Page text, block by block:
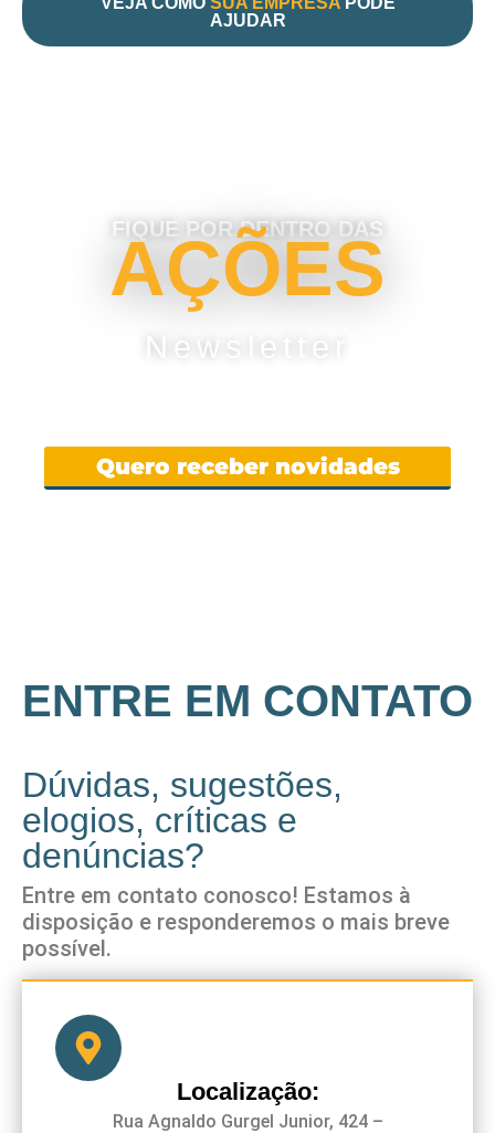
AJUDAR
FIQUE POR DENTRO DAS
AÇÕES
Newsletter
ENTRE EM CONTATO
Dúvidas, sugestões,
elogios, críticas e
denúncias?
Entre em contato conosco! Estamos à
disposição e responderemos o mais breve
possível.
Localização:
Rua Agnaldo Gurgel Junior, 424 –